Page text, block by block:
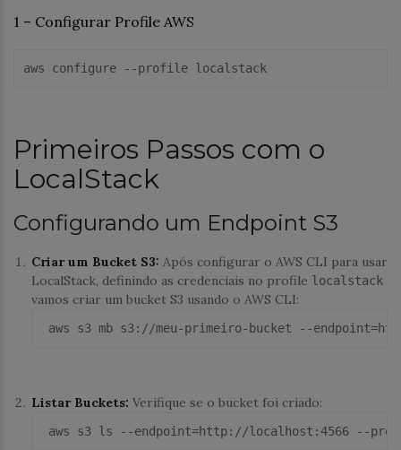
1 – Configurar Profile AWS
aws configure --profile localstack
Primeiros Passos com o
LocalStack
Configurando um Endpoint S3
Criar um Bucket S3: Após configurar o AWS CLI para usar
LocalStack, definindo as credenciais no profile localstack
vamos criar um bucket S3 usando o AWS CLI:
aws s3 mb s3 ://meu-primeiro- bucket --endpoint
Listar Buckets: Verifique se o bucket foi criado:
aws s3 ls --endpoint=http://localhost:4566 --